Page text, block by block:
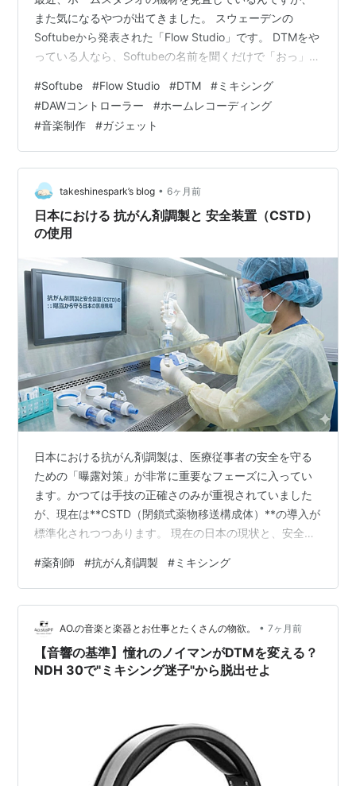
また気になるやつが出てきました。 スウェーデンの
Softubeから発表された「Flow Studio」です。 DTMをや
っている人なら、Softubeの名前を聞くだけで「おっ」と
式のプラグインを手掛ける、あの変態的（褒め言葉）な
こだわりを持つメーカーですね。 今回のFlow Studioは、
単なるMIDIコントローラーじゃないんです。 ハードウェ
アとソフトウェアが、これまでにない次元で「合体」し
ている。 そんな予感を感じさせる…
#Softube #Flow Studio #DTM #ミキシング
#DAWコントローラー #ホームレコーディング
#音楽制作 #ガジェット
takeshinespark’s blog • 6ヶ月前
日本における 抗がん剤調製と 安全装置（CSTD）
の使用
日本における抗がん剤調製は、医療従事者の安全を守る
ための「曝露対策」が非常に重要なフェーズに入ってい
ます。かつては手技の正確さのみが重視されていました
が、現在は**CSTD（閉鎖式薬物移送構成体）**の導入が
標準化されつつあります。 現在の日本の現状と、安全装
（CSTD）」が必要なのか 抗がん剤、特に細胞毒性抗が
ん薬は、がん細胞だけでなく正常な細胞にも影響を及ぼ
します。調製を行う薬剤師や看護師が、微量の薬液や揮
発したガスを吸入・接触し続けると、不妊、流産、発が
ん性、臓器障害などの健康被害（職業性曝露）を引き起
こすリスクがあります。 従来の調…
#薬剤師 #抗がん剤調製 #ミキシング
AO.の音楽と楽器とお仕事とたくさんの物欲。 • 7ヶ月前
【音響の基準】憧れのノイマンがDTMを変える？
NDH 30で"ミキシング迷子"から脱出せよ